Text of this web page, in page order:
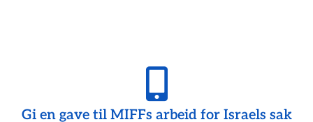
Gi en gave til MIFFs arbeid for Israels sak